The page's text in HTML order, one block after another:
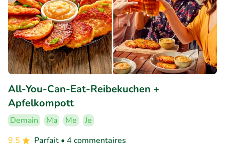
All-You-Can-Eat-Reibekuchen +
Apfelkompott
Demain Ma Me
Je
9.5
Parfait • 4 commentaires